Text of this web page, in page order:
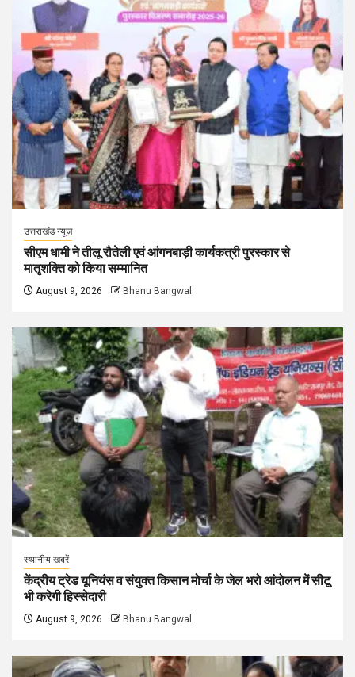
उत्तराखंड न्यूज़
सीएम धामी ने तीलू रौतेली एवं आंगनबाड़ी कार्यकत्री पुरस्कार से
मातृशक्ति को किया सम्मानित
August 9, 2026 Bhanu Bangwal
स्थानीय खबरें
केंद्रीय ट्रेड यूनियंस व संयुक्त किसान मोर्चा के जेल भरो आंदोलन में सीटू
भी करेगी हिस्सेदारी
August 9, 2026 Bhanu Bangwal